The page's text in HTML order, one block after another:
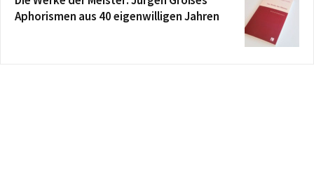
Aphorismen aus 40 eigenwilligen Jahren